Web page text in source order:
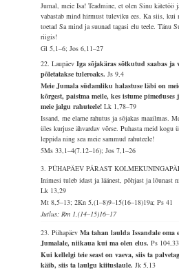
Jumal, meie Isa! Teadmine, et olen Sinu kätetöö
vabastab mind hirmust tuleviku ees. Ka siis, kui
toetad Sa mind ja suunad tagasi elu teele. Tänu
riigis!
Gl 5,1–6; Jos 6,11–27
22. LaupäevIga sõjakäras sõtkutud saabas ja
põletatakse tuleroaks.Js 9,4
Meie Jumala südamliku halastuse läbi on
kõrgest, paistma meile, kes istume
meie jalgu rahuteele!Lk 1,78–79
Issand, me elame rahutus ja sõjakas maailmas.
üles kurjuse ähvardav võrse. Puhasta meid kogu
leppida ning sea meie sammud rahuteele!
5Ms 33,1–4(7.12–16); Jos 7,1–26
3. PÜHAPÄEV PÄRAST
Inimesi tuleb idast ja läänest, põhjast ja lõunast
Lk 13,29
Mt 8,5–13; 2Kn 5,(1–8)9–15(16–18)19a; Ps 41
Jutlus: Rm 1,(14–15)16–17
23. PühapäevMa tahan laulda Issandale oma
Jumalale, niikaua kui ma olen elus.Ps 104,33
Kui kellelgi teie seast on vaeva, siis ta
käib, siis ta laulgu kiituslaule.Jk 5,13